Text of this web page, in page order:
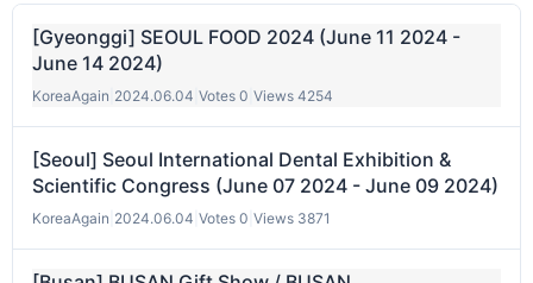
[Gyeonggi] SEOUL FOOD 2024 (June 11 2024 -
June 14 2024)
KoreaAgain 2024.06.04 Votes 0 Views 4254
[Seoul] Seoul International Dental Exhibition &
Scientific Congress (June 07 2024 - June 09 2024)
KoreaAgain 2024.06.04 Votes 0 Views 3871